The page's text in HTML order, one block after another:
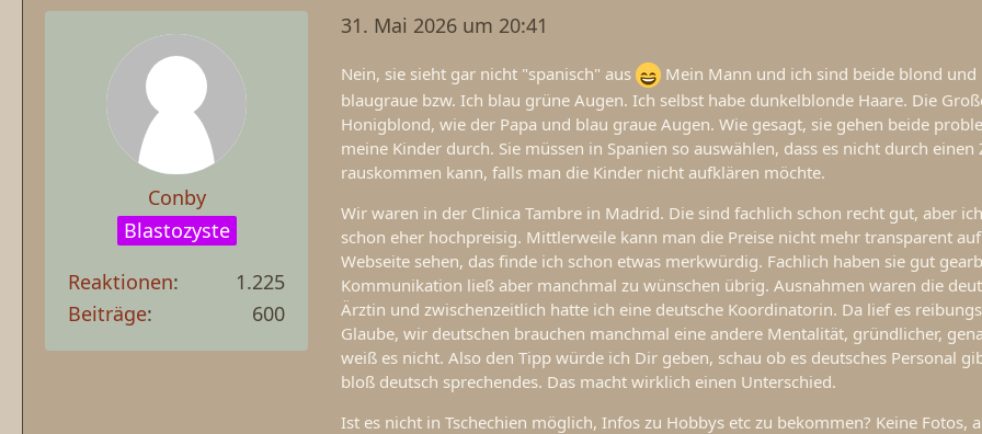
Conby
Blastozyste
Reaktionen
1.225
Beiträge
600
31. Mai 2026 um 20:41
Nein, sie sieht gar nicht "spanisch" aus
Mein Mann und ich sind beide blond und
blaugraue bzw. Ich blau grüne Augen. Ich selbst habe dunkelblonde Haare. Die
Honigblond, wie der Papa und blau graue Augen. Wie gesagt, sie gehen beide
meine Kinder durch. Sie müssen in Spanien so auswählen, dass es nicht durch einen
rauskommen kann, falls man die Kinder nicht aufklären möchte.
Wir waren in der Clinica Tambre in Madrid. Die sind fachlich schon recht gut, aber
schon eher hochpreisig. Mittlerweile kann man die Preise nicht mehr transparent
Webseite sehen, das finde ich schon etwas merkwürdig. Fachlich haben sie gut
Kommunikation ließ aber manchmal zu wünschen übrig. Ausnahmen waren die
Ärztin und zwischenzeitlich hatte ich eine deutsche Koordinatorin. Da lief es
Glaube, wir deutschen brauchen manchmal eine andere Mentalität, gründlicher,
weiß es nicht. Also den Tipp würde ich Dir geben, schau ob es deutsches Personal
bloß deutsch sprechendes. Das macht wirklich einen Unterschied.
Ist es nicht in Tschechien möglich, Infos zu Hobbys etc zu bekommen? Keine Fotos,